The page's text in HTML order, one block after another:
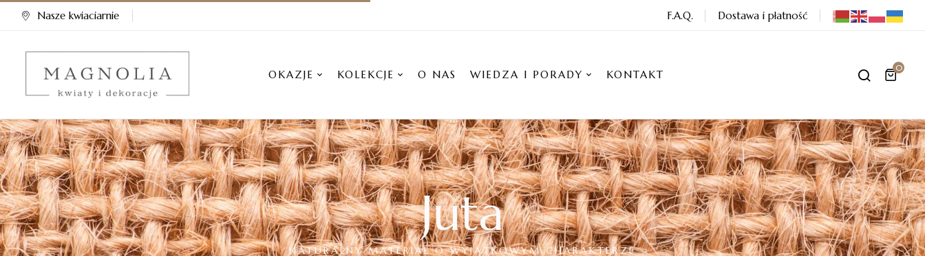
Nasze kwiaciarnie F.A.Q. Dostawa i płatność
OKAZJE KOLEKCJE O NAS WIEDZA I PORADY KONTAKT 0
Juta
NATURALNY MATERIAŁ O WYJĄTKOWYM CHARAKTERZE